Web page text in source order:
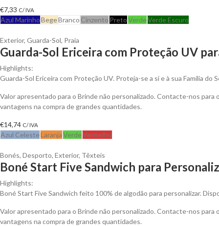
€7,33 C/ IVA
Azul MarinhoBegeBranco Cinzento PretoVerdeVerde Escuro
Exterior, Guarda-Sol, Praia
Guarda-Sol Ericeira com Proteção UV
Highlights:
Guarda-Sol Ericeira com Proteção UV. Proteja-se a si e à sua Família do
Valor apresentado para o Brinde não personalizado. Contacte-nos para
vantagens na compra de grandes quantidades.
€14,74 C/ IVA
Azul CelesteLaranjaVerdeVermelho
Bonés, Desporto, Exterior, Têxteis
Boné Start Five Sandwich para
Highlights:
Boné Start Five Sandwich feito 100% de algodão para personalizar.
Valor apresentado para o Brinde não personalizado. Contacte-nos para
vantagens na compra de grandes quantidades.